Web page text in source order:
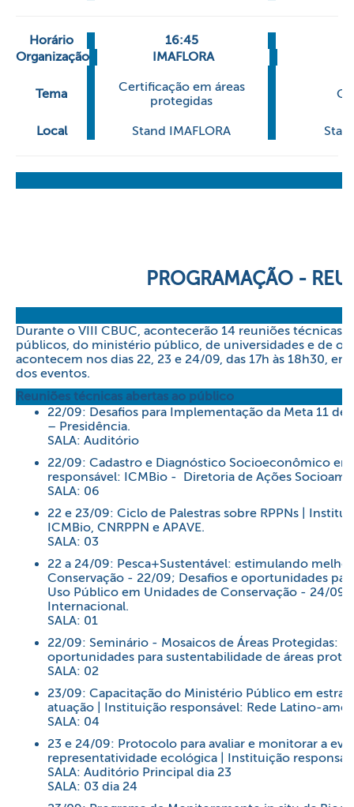
Horário 16:45
Organização
IMAFLORA
Tema
Certificação em áreas
protegidas
Local Stand IMAFLORA
PROGRAMAÇÃO -
Durante o VIII CBUC, acontecerão 14 reuniões
públicos, do ministério público, de universidades e de
acontecem nos dias 22, 23 e 24/09, das 17h às 18h30,
dos eventos.
Reuniões técnicas abertas ao público
22/09: Desafios para Implementação da Meta 11
– Presidência.
SALA: Auditório
22/09: Cadastro e Diagnóstico Socioeconômico
responsável: ICMBio - Diretoria de Ações
SALA: 06
22 e 23/09: Ciclo de Palestras sobre RPPNs |
ICMBio, CNRPPN e APAVE.
SALA: 03
22 a 24/09: Pesca+Sustentável: estimulando
Conservação - 22/09; Desafios e oportunidades
Uso Público em Unidades de Conservação - 24/09
Internacional.
SALA: 01
22/09: Seminário - Mosaicos de Áreas Protegidas:
oportunidades para sustentabilidade de áreas
SALA: 02
23/09: Capacitação do Ministério Público em
atuação | Instituição responsável: Rede Latino-
SALA: 04
23 e 24/09: Protocolo para avaliar e monitorar a
representatividade ecológica | Instituição
SALA: Auditório Principal dia 23
SALA: 03 dia 24